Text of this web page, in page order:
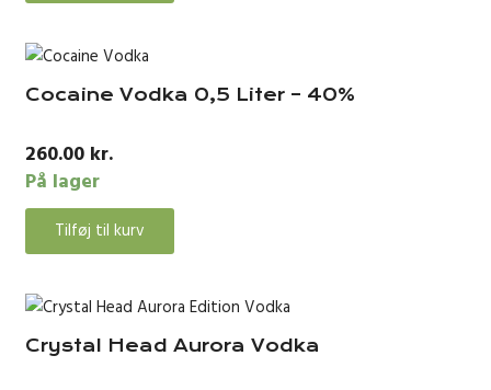
Cocaine Vodka 0,5 Liter – 40%
260.00 kr.
På lager
Tilføj til kurv
Crystal Head Aurora Vodka